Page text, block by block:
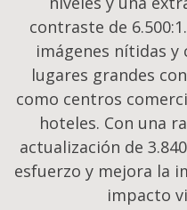
contraste de
imágenes nítidas y
lugares grandes
como centros
hoteles. Con una
actualización de
esfuerzo y mejora la
impacto